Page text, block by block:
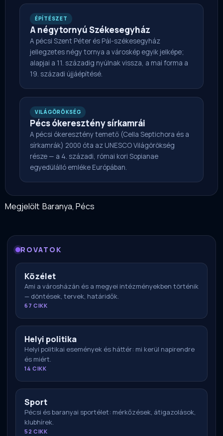
ÉPÍTÉSZET
A négytornyú Székesegyház
A pécsi Szent Péter és Pál-székesegyház
jellegzetes négy tornya a városkép egyik jelképe;
alapjai a 11. századig nyúlnak vissza, a mai forma a
19. századi újjáépítésé.
VILÁGÖRÖKSÉG
Pécs ókeresztény sírkamrái
A pécsi ókeresztény temető (Cella Septichora és a
sírkamrák) 2000 óta az UNESCO Világörökség
része — a 4. századi, római kori Sopianae
egyedülálló emléke Európában.
Megjelölt Baranya,Pécs
ROVATOK
Közélet
Ami a városházán és a megyei intézményekben történik
— döntések, tervek, határidők.
67 CIKK
Helyi politika
Helyi politikai események és háttér: mi kerül napirendre
és miért.
14 CIKK
Sport
Pécsi és baranyai sportélet: mérkőzések, átigazolások,
klubhírek.
52 CIKK